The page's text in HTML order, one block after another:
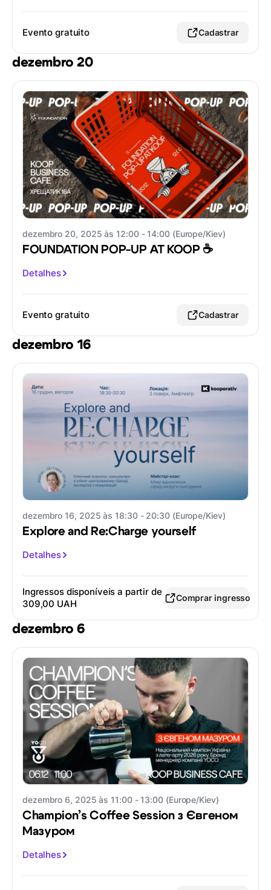
Evento gratuito Cadastrar
dezembro 20
dezembro 20, 2025 às 12:00 - 14:00 (Europe/Kiev)
FOUNDATION POP-UP AT KOOP ☕️
Detalhes
Evento gratuito Cadastrar
dezembro 16
dezembro 16, 2025 às 18:30 - 20:30 (Europe/Kiev)
Explore and Re:Charge yourself
Detalhes
Ingressos disponíveis a partir de
309,00 UAH
Comprar ingresso
dezembro 6
dezembro 6, 2025 às 11:00 - 13:00 (Europe/Kiev)
Champion’s Coffee Session з Євгеном
Мазуром
Detalhes